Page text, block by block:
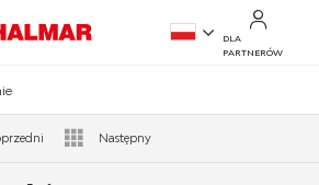
DLA
PARTNERÓW
Następny